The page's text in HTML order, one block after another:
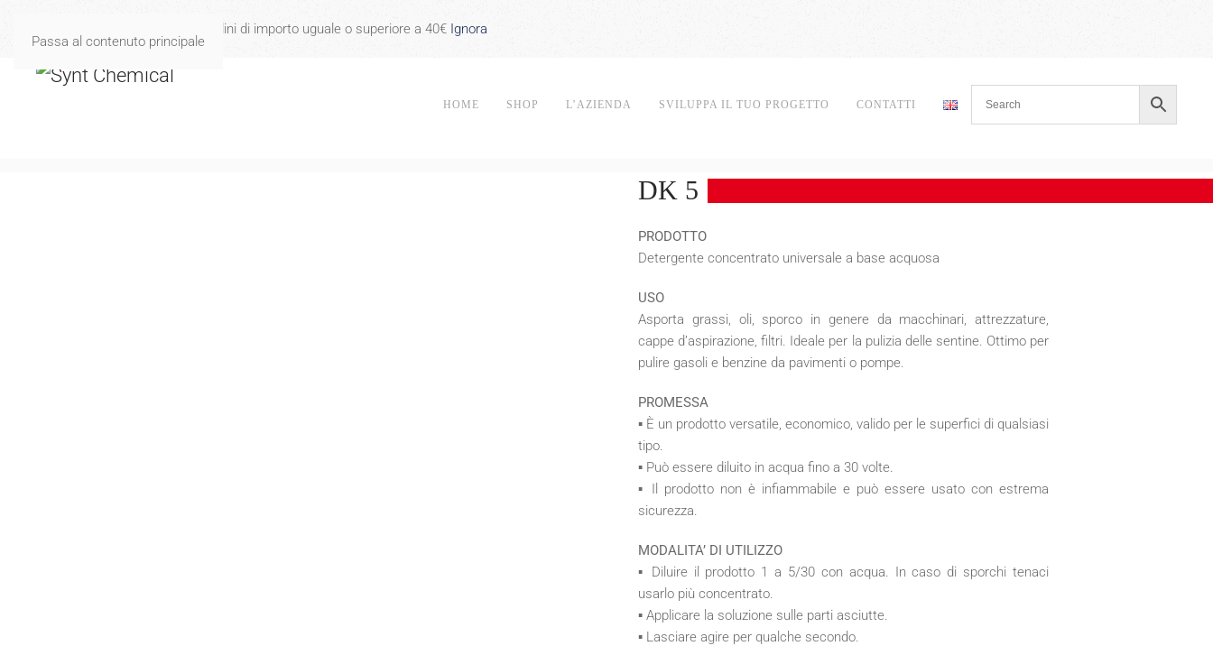
Spese di spedizione gratuite per ordini di importo uguale o superiore a 40€ Ignora
Passa al contenuto principale
HOME SHOP L’AZIENDA SVILUPPA IL TUO PROGETTO CONTATTI
DK 5
PRODOTTO
Detergente concentrato universale a base acquosa
USO
Asporta grassi, oli, sporco in genere da macchinari, attrezzature,
cappe d’aspirazione, filtri. Ideale per la pulizia delle sentine. Ottimo per
pulire gasoli e benzine da pavimenti o pompe.
PROMESSA
▪ È un prodotto versatile, economico, valido per le superfici di qualsiasi
tipo.
▪ Può essere diluito in acqua fino a 30 volte.
▪ Il prodotto non è infiammabile e può essere usato con estrema
sicurezza.
MODALITA’ DI UTILIZZO
▪ Diluire il prodotto 1 a 5/30 con acqua. In caso di sporchi tenaci
usarlo più concentrato.
▪ Applicare la soluzione sulle parti asciutte.
▪ Lasciare agire per qualche secondo.